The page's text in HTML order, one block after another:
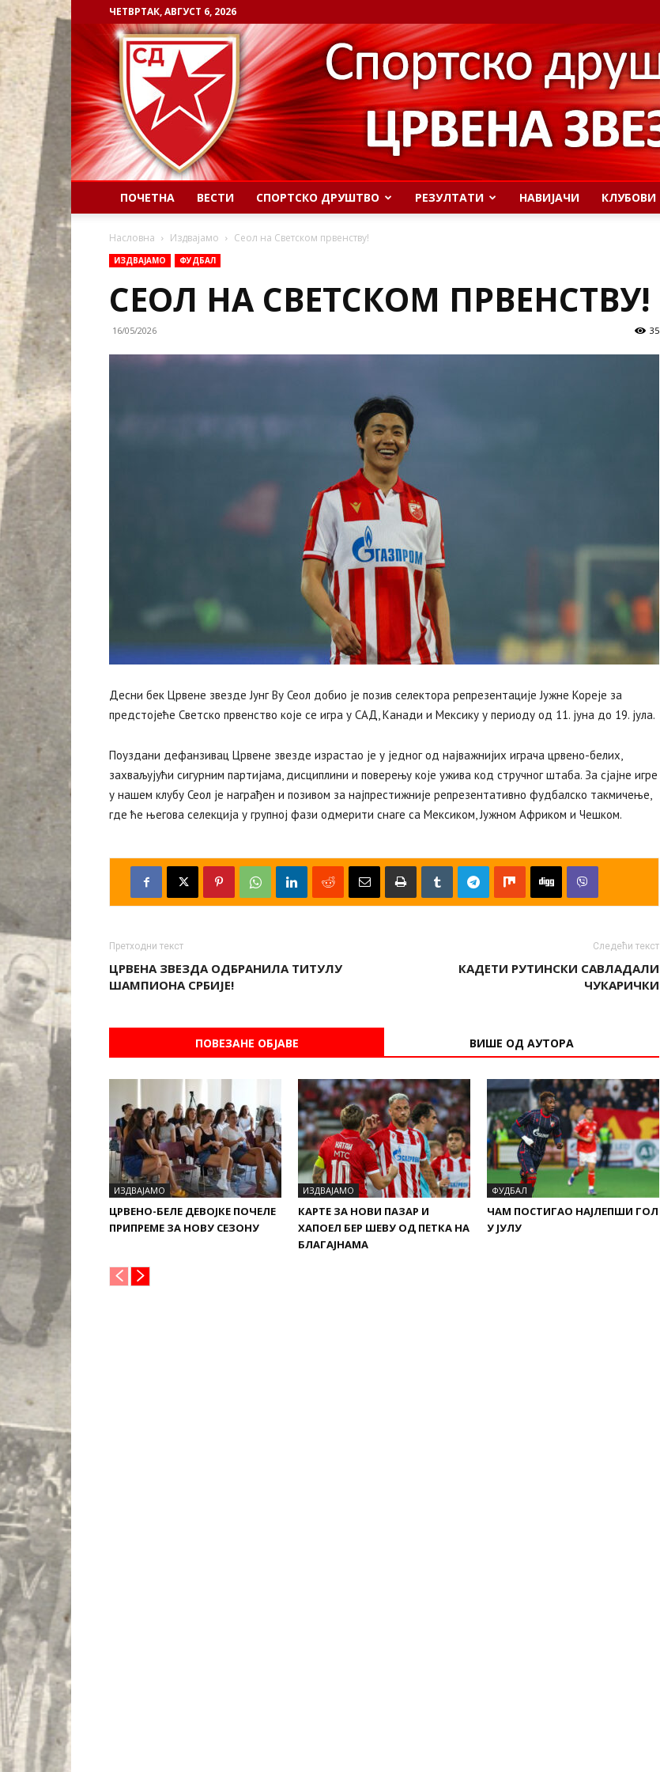
ЧЕТВРТАК, АВГУСТ 6, 2026
ПОЧЕТНА ВЕСТИ СПОРТСКО ДРУШТВО РЕЗУЛТАТИ НАВИЈАЧИ КЛУБОВИ
Насловна Издвајамо Сеол на Светском првенству!
ИЗДВАЈАМО ФУДБАЛ
СЕОЛ НА СВЕТСКОМ ПРВЕНСТВУ!
16/05/2026 35
Десни бек Црвене звезде Јунг Ву Сеол добио је позив селектора репрезентације Јужне Кореје за
предстојеће Светско првенство које се игра у САД, Канади и Мексику у периоду од 11. јуна до 19. јула.
‍Поуздани дефанзивац Црвене звезде израстао је у једног од најважнијих играча црвено-белих,
захваљујући сигурним партијама, дисциплини и поверењу које ужива код стручног штаба. За сјајне игре
у нашем клубу Сеол је награђен и позивом за најпрестижније репрезентативно фудбалско такмичење,
где ће његова селекција у групној фази одмерити снаге са Мексиком, Јужном Африком и Чешком.
Претходни текст
ЦРВЕНА ЗВЕЗДА ОДБРАНИЛА ТИТУЛУ
ШАМПИОНА СРБИЈЕ!
Следећи текст
КАДЕТИ РУТИНСКИ САВЛАДАЛИ
ЧУКАРИЧКИ
ПОВЕЗАНЕ ОБЈАВЕ ВИШЕ ОД АУТОРА
ИЗДВАЈАМО
ЦРВЕНО-БЕЛЕ ДЕВОЈКЕ ПОЧЕЛЕ
ПРИПРЕМЕ ЗА НОВУ СЕЗОНУ
ИЗДВАЈАМО
КАРТЕ ЗА НОВИ ПАЗАР И
ХАПОЕЛ БЕР ШЕВУ ОД ПЕТКА НА
БЛАГАЈНАМА
ФУДБАЛ
ЧАМ ПОСТИГАО НАЈЛЕПШИ ГОЛ
У ЈУЛУ